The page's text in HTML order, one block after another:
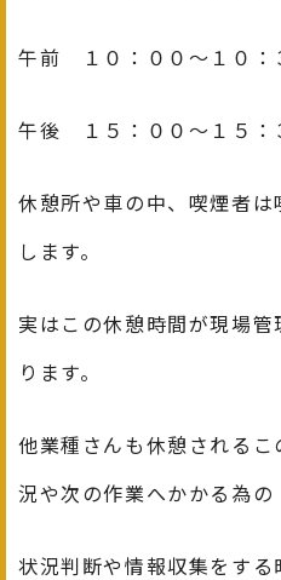
午前 １０：００～１０：
午後 １５：００～１５：
休憩所や車の中、喫煙者
します。
実はこの休憩時間が現場
ります。
他業種さんも休憩される
況や次の作業へかかる為の
状況判断や情報収集をする